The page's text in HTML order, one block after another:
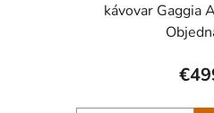
kávovar Gaggia